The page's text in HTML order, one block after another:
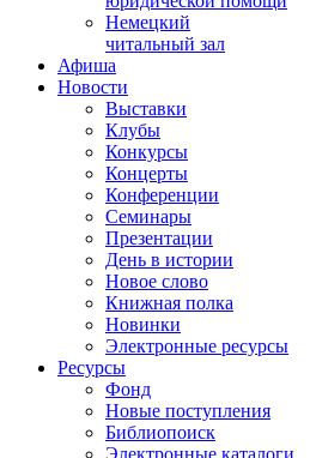
Немецкий
читальный зал
Афиша
Новости
Выставки
Клубы
Конкурсы
Концерты
Конференции
Семинары
Презентации
День в истории
Новое слово
Книжная полка
Новинки
Электронные ресурсы
Ресурсы
Фонд
Новые поступления
Библиопоиск